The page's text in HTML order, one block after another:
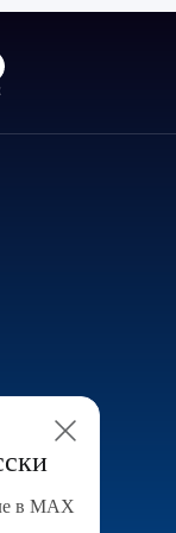
в МАХ